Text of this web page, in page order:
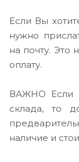
Если Вы
нужно
на почту. Это
оплату.
ВАЖНО Если
склада, то
наличие и